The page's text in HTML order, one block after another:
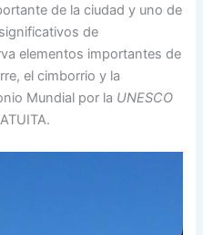
de la ciudad y uno de
de
elementos importantes de
el cimborrio y la
Mundial por la UNESCO